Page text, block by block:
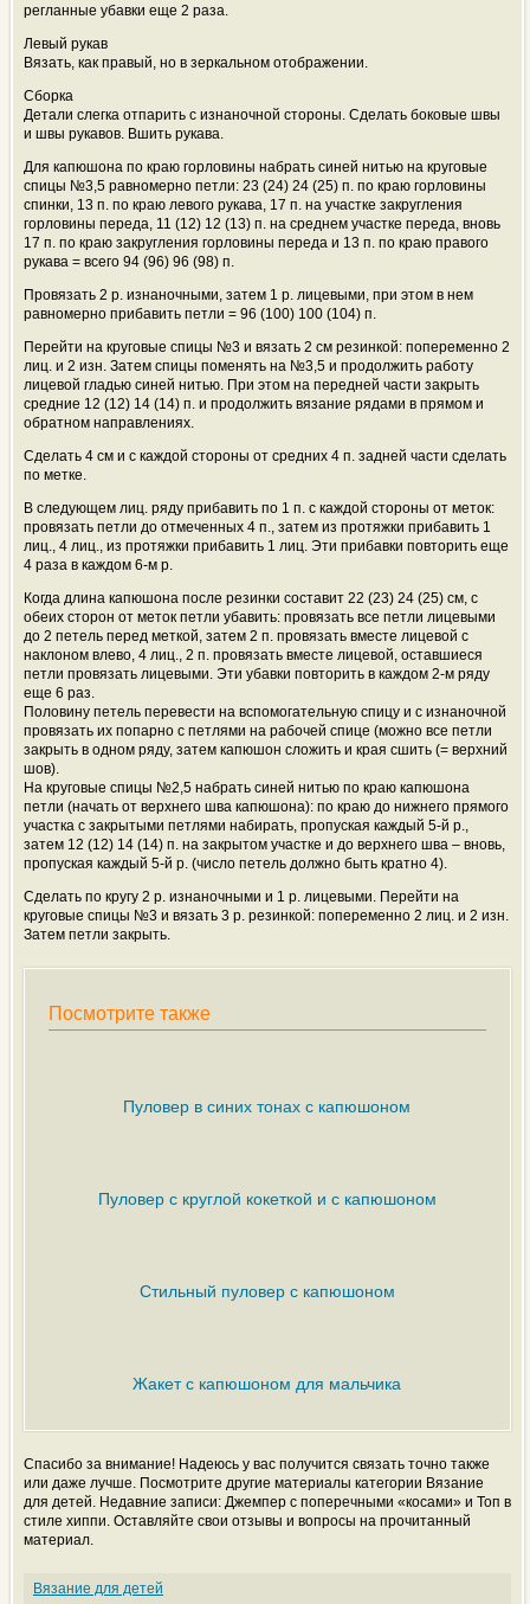
регланные убавки еще 2 раза.
Левый рукав
Вязать, как правый, но в зеркальном отображении.
Сборка
Детали слегка отпарить с изнаночной стороны. Сделать боковые швы
и швы рукавов. Вшить рукава.
Для капюшона по краю горловины набрать синей нитью на круговые
спицы №3,5 равномерно петли: 23 (24) 24 (25) п. по краю горловины
спинки, 13 п. по краю левого рукава, 17 п. на участке закругления
горловины переда, 11 (12) 12 (13) п. на среднем участке переда, вновь
17 п. по краю закругления горловины переда и 13 п. по краю правого
рукава = всего 94 (96) 96 (98) п.
Провязать 2 р. изнаночными, затем 1 р. лицевыми, при этом в нем
равномерно прибавить петли = 96 (100) 100 (104) п.
Перейти на круговые спицы №3 и вязать 2 см резинкой: попеременно 2
лиц. и 2 изн. Затем спицы поменять на №3,5 и продолжить работу
лицевой гладью синей нитью. При этом на передней части закрыть
средние 12 (12) 14 (14) п. и продолжить вязание рядами в прямом и
обратном направлениях.
Сделать 4 см и с каждой стороны от средних 4 п. задней части сделать
по метке.
В следующем лиц. ряду прибавить по 1 п. с каждой стороны от меток:
провязать петли до отмеченных 4 п., затем из протяжки прибавить 1
лиц., 4 лиц., из протяжки прибавить 1 лиц. Эти прибавки повторить еще
4 раза в каждом 6-м р.
Когда длина капюшона после резинки составит 22 (23) 24 (25) см, с
обеих сторон от меток петли убавить: провязать все петли лицевыми
до 2 петель перед меткой, затем 2 п. провязать вместе лицевой с
наклоном влево, 4 лиц., 2 п. провязать вместе лицевой, оставшиеся
петли провязать лицевыми. Эти убавки повторить в каждом 2-м ряду
еще 6 раз.
Половину петель перевести на вспомогательную спицу и с изнаночной
провязать их попарно с петлями на рабочей спице (можно все петли
закрыть в одном ряду, затем капюшон сложить и края сшить (= верхний
шов).
На круговые спицы №2,5 набрать синей нитью по краю капюшона
петли (начать от верхнего шва капюшона): по краю до нижнего прямого
участка с закрытыми петлями набирать, пропуская каждый 5-й р.,
затем 12 (12) 14 (14) п. на закрытом участке и до верхнего шва – вновь,
пропуская каждый 5-й р. (число петель должно быть кратно 4).
Сделать по кругу 2 р. изнаночными и 1 р. лицевыми. Перейти на
круговые спицы №3 и вязать 3 р. резинкой: попеременно 2 лиц. и 2 изн.
Затем петли закрыть.
Посмотрите также
Пуловер в синих тонах с капюшоном
Пуловер с круглой кокеткой и с капюшоном
Стильный пуловер с капюшоном
Жакет с капюшоном для мальчика
Спасибо за внимание! Надеюсь у вас получится связать точно также
или даже лучше. Посмотрите другие материалы категории Вязание
для детей. Недавние записи: Джемпер с поперечными «косами» и Топ в
стиле хиппи. Оставляйте свои отзывы и вопросы на прочитанный
материал.
Вязание для детей